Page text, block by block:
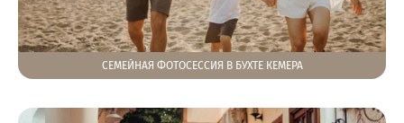
СЕМЕЙНАЯ ФОТОСЕССИЯ В БУХТЕ КЕМЕРА